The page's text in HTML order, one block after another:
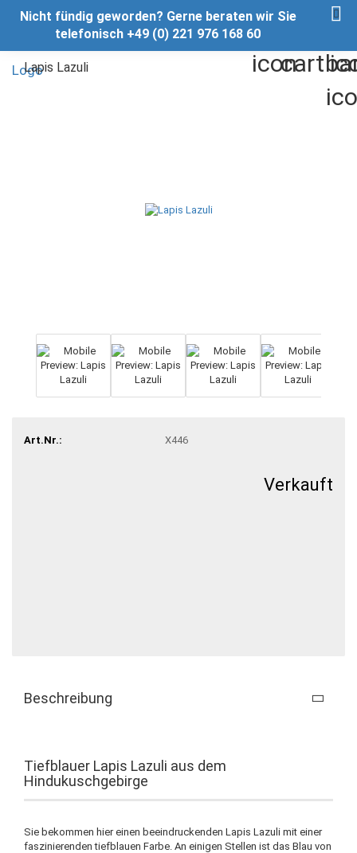
Nicht fündig geworden? Gerne beraten wir Sie
telefonisch +49 (0) 221 976 168 60
Lapis Lazuli
Art.Nr.: X446
Verkauft
Beschreibung
Tiefblauer Lapis Lazuli aus dem
Hindukuschgebirge
Sie bekommen hier einen beeindruckenden Lapis Lazuli mit einer
faszinierenden tiefblauen Farbe. An einigen Stellen ist das Blau von